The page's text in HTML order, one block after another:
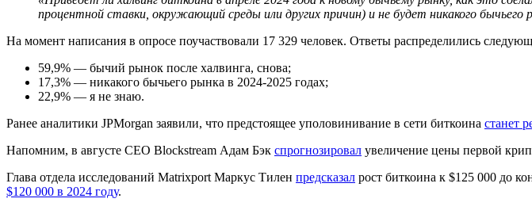
процентной ставки, окружающий среды или других причин) и не будет никакого бычьего
На момент написания в опросе поучаствовали 17 329 человек. Ответы распределились
59,9% — бычий рынок после халвинга, снова;
17,3% — никакого бычьего рынка в 2024-2025 годах;
22,9% — я не знаю.
Ранее аналитики JPMorgan заявили, что предстоящее уполовинивание в сети биткоина станет
Напомним, в августе CEO Blockstream Адам Бэк спрогнозировал увеличение цены первой
Глава отдела исследований Matrixport Маркус Тилен предсказал рост биткоина к $125 000 до
$120 000 в 2024 году.